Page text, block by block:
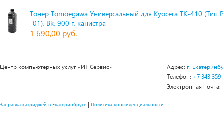
Тонер Tomoegawa Универсальный для Kyocera TK-410 (Тип
-01), Bk, 900 г, канистра
1 690,00 руб.
Центр компьютерных услуг «ИТ Сервис» Адрес: г.
Телефон: +7 343
Электронная почта:
Заправка катриджей в Екатеринбруге | Политика конфиденциальности